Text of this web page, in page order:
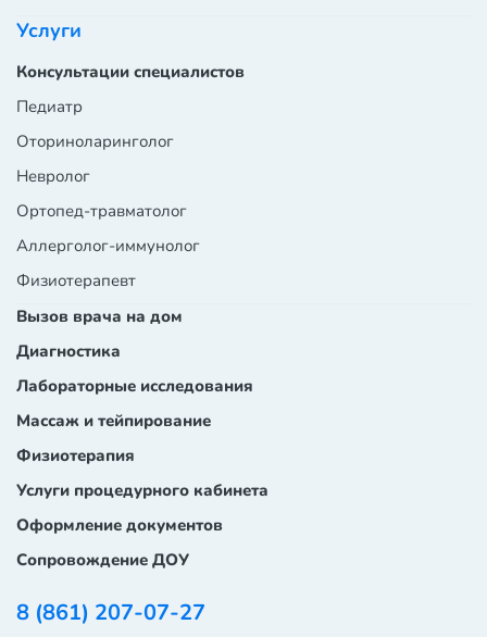
8 (861) 207-07-27
Услуги
Консультации специалистов
Педиатр
Оториноларинголог
Невролог
Ортопед-травматолог
Аллерголог-иммунолог
Физиотерапевт
Вызов врача на дом
Диагностика
Лабораторные исследования
Массаж и тейпирование
Физиотерапия
Услуги процедурного кабинета
Оформление документов
Сопровождение ДОУ